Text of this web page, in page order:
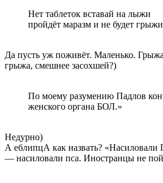
Нет таблеток вставай на лыжи
пройдёт маразм и не будет грыжи
Да пусть уж поживёт. Маленько.
грыжа, смешнее засохшей?)
По моему разумению Падлов
женского органа БОЛ.»
Недурно)
А еблипцА как назвать?
— насиловали пса. Иностранцы не